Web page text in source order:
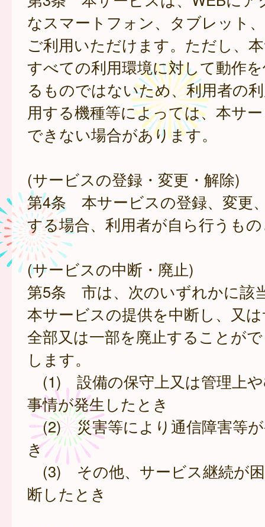
なスマートフォン、タブレット
ご利用いただけます。ただし、
すべての利用環境に対して動作
るものではないため、利用者の
用する機種等によっては、本サ
できない場合があります。
(サービスの登録・変更・解除)
第4条 本サービスの登録、変更
する場合、利用者が自ら行うも
(サービスの中断・廃止)
第5条 市は、次のいずれかに該
本サービスの提供を中断し、又
全部又は一部を廃止することが
します。
(1) 設備の保守上又は管理上
事情が発生したとき
(2) 災害等により通信障害等が
き
(3) その他、サービス継続が
断したとき